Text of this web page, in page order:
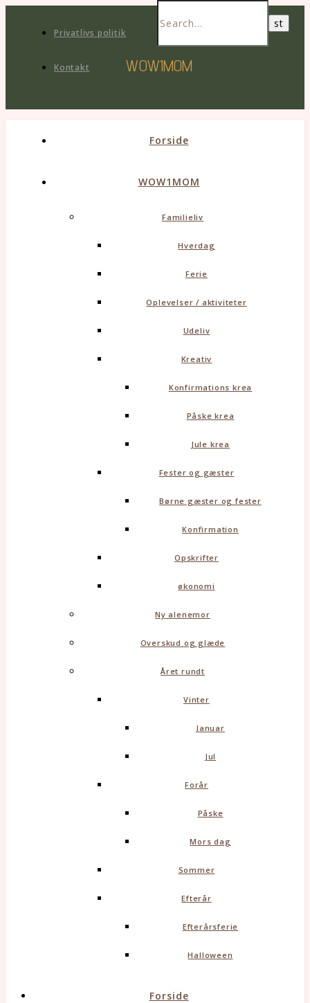
Privatlivs politik
Kontakt WOW1MOM
Forside
WOW1MOM
Familieliv
Hverdag
Ferie
Oplevelser / aktiviteter
Udeliv
Kreativ
Konfirmations krea
Påske krea
Jule krea
Fester og gæster
Børne gæster og fester
Konfirmation
Opskrifter
økonomi
Ny alenemor
Overskud og glæde
Året rundt
Vinter
Januar
Jul
Forår
Påske
Mors dag
Sommer
Efterår
Efterårsferie
Halloween
Forside